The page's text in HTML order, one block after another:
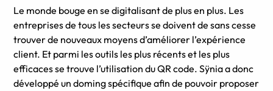
Le monde bouge en se digitalisant de plus en plus. Les
entreprises de tous les secteurs se doivent de sans cesse
trouver de nouveaux moyens d’améliorer l’expérience
client. Et parmi les outils les plus récents et les plus
efficaces se trouve l’utilisation du QR code. Sÿnia a donc
développé un doming spécifique afin de pouvoir proposer